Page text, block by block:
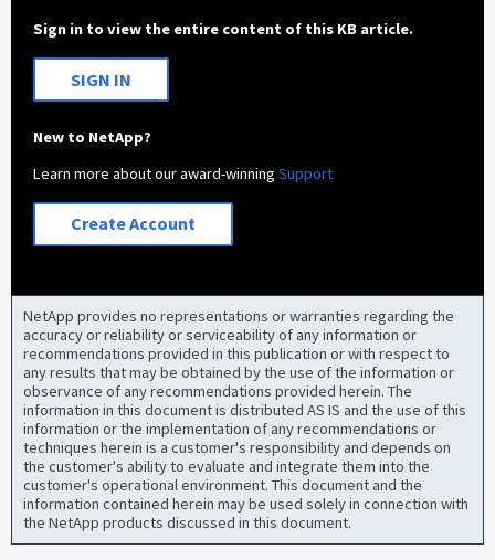
Sign in to view the entire content of this KB article.
SIGN IN
New to NetApp?
Learn more about our award-winningSupport
Create Account
NetApp provides no representations or warranties regarding the
accuracy or reliability or serviceability of any information or
recommendations provided in this publication or with respect to
any results that may be obtained by the use of the information or
observance of any recommendations provided herein. The
information in this document is distributed AS IS and the use of this
information or the implementation of any recommendations or
techniques herein is a customer's responsibility and depends on
the customer's ability to evaluate and integrate them into the
customer's operational environment. This document and the
information contained herein may be used solely in connection with
the NetApp products discussed in this document.